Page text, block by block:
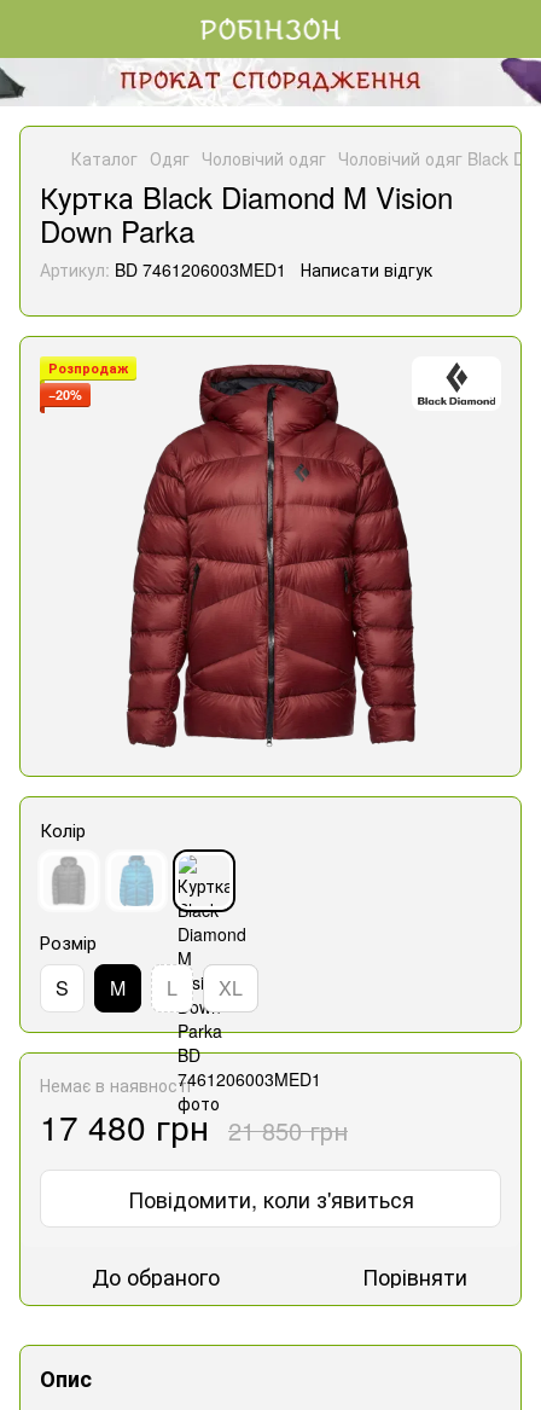
Каталог Одяг Чоловічий одяг Чоловічий одяг Black
Куртка Black Diamond M Vision
Down Parka
Артикул: BD 7461206003MED1 Написати відгук
Розпродаж
−20%
Колір
Розмір
S M L XL
Немає в наявності
17 480 грн 21 850 грн
Повідомити, коли з'явиться
До обраного Порівняти
Опис